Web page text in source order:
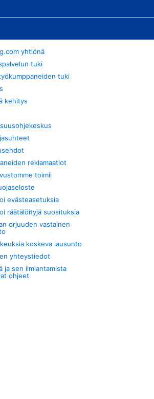
yhtiönä
tuki
tuki
kehitys
reklamaatiot
toimii
evästeasetuksia
räätälöityjä suosituksia
orjuuden vastainen
koskeva lausunto
yhteystiedot
ja sen ilmiantamista
ohjeet